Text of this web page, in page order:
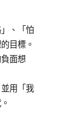
、「怕
目標。
面想
用「我